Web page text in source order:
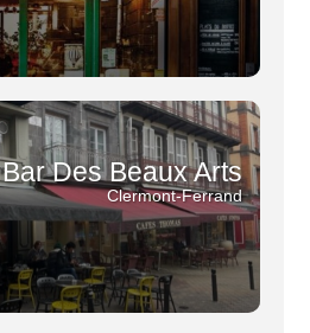
Bar Des Beaux Arts
Clermont-Ferrand